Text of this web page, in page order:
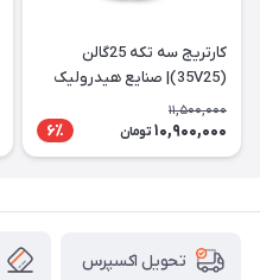
کارتریج سه تکه 25گالن
(35V25)| صنایع هیدرولیک
ایرانیان
11,500,000
10,900,000 تومان 6٪
تحویل اکسپرس